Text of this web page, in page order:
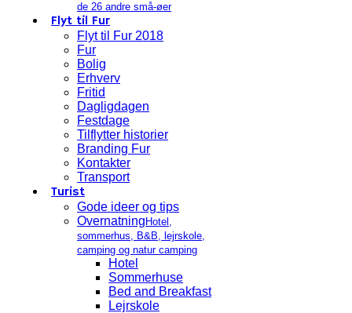
de 26 andre små-øer
Flyt til Fur
Flyt til Fur 2018
Fur
Bolig
Erhverv
Fritid
Dagligdagen
Festdage
Tilflytter historier
Branding Fur
Kontakter
Transport
Turist
Gode ideer og tips
Overnatning Hotel,
sommerhus, B&B, lejrskole,
camping og natur camping
Hotel
Sommerhuse
Bed and Breakfast
Lejrskole